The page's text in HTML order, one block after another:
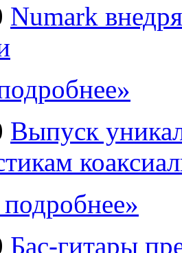
Numark
Выпуск
подробнее»
Бас-гитары